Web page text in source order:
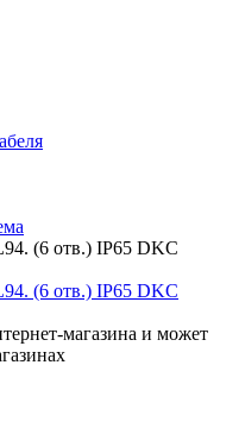
(6 отв.) IP65 DKC
магазина и может